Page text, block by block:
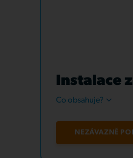
Instalace
Co obsahuje?
NEZÁVAZNĚ